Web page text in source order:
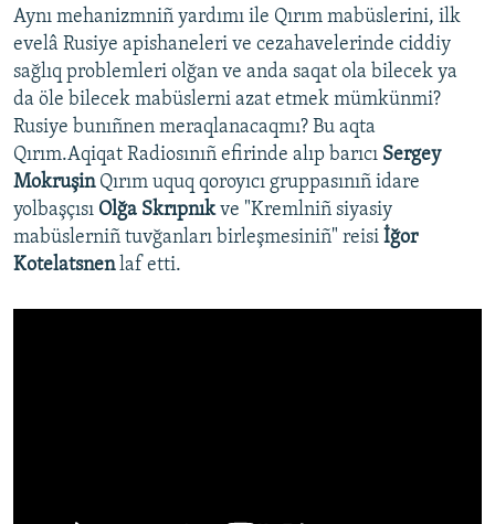
Aynı mehanizmniñ yardımı ile Qırım mabüslerini, ilk
evelâ Rusiye apishaneleri ve cezahavelerinde ciddiy
sağlıq problemleri olğan ve anda saqat ola bilecek ya
da öle bilecek mabüslerni azat etmek mümkünmi?
Rusiye bunıñnen meraqlanacaqmı? Bu aqta
Qırım.Aqiqat Radiosınıñ efirinde alıp barıcı Sergey
MokruşinQırım uquq qoroyıcı gruppasınıñ idare
yolbaşçısı Olğa Skrıpnıkve "Kremlniñ siyasiy
mabüslerniñ tuvğanları birleşmesiniñ" reisi İğor
Kotelatsnenlaf etti.